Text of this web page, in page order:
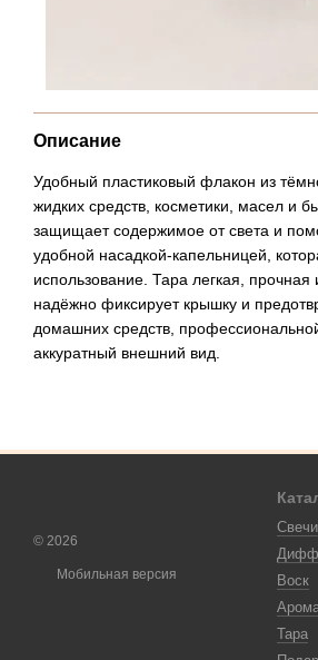
Описание
Удобный пластиковый флакон из
жидких средств, косметики, масел и
защищает содержимое от света и
удобной насадкой-капельницей,
использование. Тара легкая,
надёжно фиксирует крышку и
домашних средств,
аккуратный внешний вид.
© 2026
Мобильная версия
Свечи
Воск
Тара